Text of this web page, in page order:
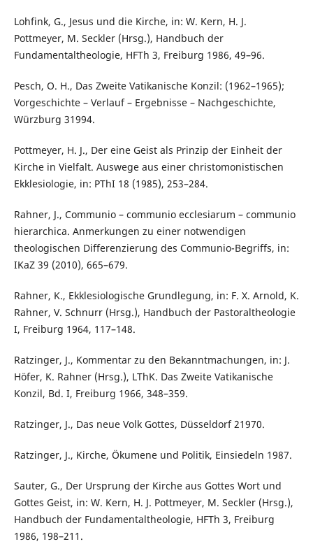
Lohfink, G., Jesus und die Kirche, in: W. Kern, H. J.
Pottmeyer, M. Seckler (Hrsg.), Handbuch der
Fundamentaltheologie, HFTh 3, Freiburg 1986, 49–96.
Pesch, O. H., Das Zweite Vatikanische Konzil: (1962–1965);
Vorgeschichte – Verlauf – Ergebnisse – Nachgeschichte,
Würzburg 31994.
Pottmeyer, H. J., Der eine Geist als Prinzip der Einheit der
Kirche in Vielfalt. Auswege aus einer christomonistischen
Ekklesiologie, in: PThI 18 (1985), 253–284.
Rahner, J., Communio – communio ecclesiarum – communio
hierarchica. Anmerkungen zu einer notwendigen
theologischen Differenzierung des Communio-Begriffs, in:
IKaZ 39 (2010), 665–679.
Rahner, K., Ekklesiologische Grundlegung, in: F. X. Arnold, K.
Rahner, V. Schnurr (Hrsg.), Handbuch der Pastoraltheologie
I, Freiburg 1964, 117–148.
Ratzinger, J., Kommentar zu den Bekanntmachungen, in: J.
Höfer, K. Rahner (Hrsg.), LThK. Das Zweite Vatikanische
Konzil, Bd. I, Freiburg 1966, 348–359.
Ratzinger, J., Das neue Volk Gottes, Düsseldorf 21970.
Ratzinger, J., Kirche, Ökumene und Politik, Einsiedeln 1987.
Sauter, G., Der Ursprung der Kirche aus Gottes Wort und
Gottes Geist, in: W. Kern, H. J. Pottmeyer, M. Seckler (Hrsg.),
Handbuch der Fundamentaltheologie, HFTh 3, Freiburg
1986, 198–211.